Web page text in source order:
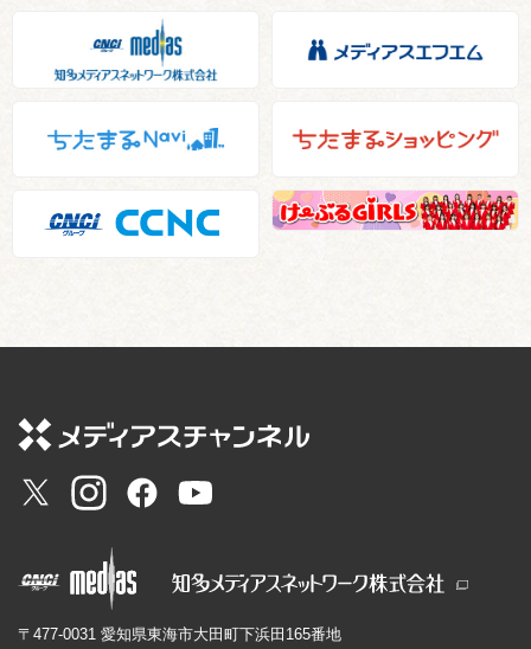
〒477-0031 愛知県東海市大田町下浜田165番地